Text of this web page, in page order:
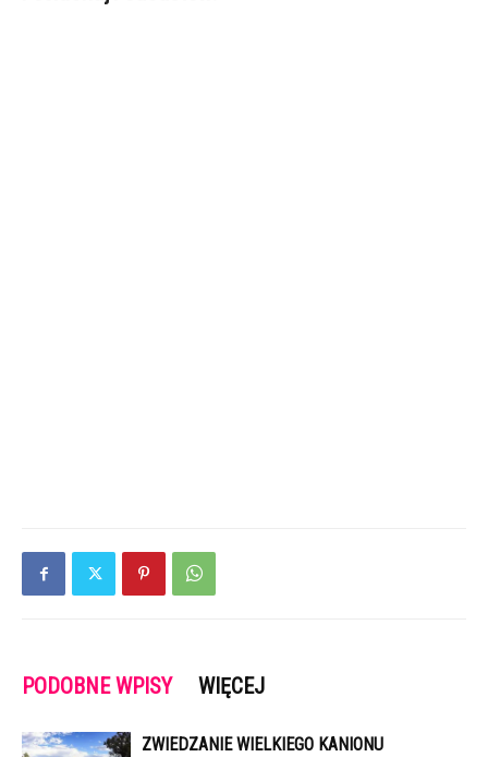
PODOBNE WPISY WIĘCEJ
ZWIEDZANIE WIELKIEGO KANIONU